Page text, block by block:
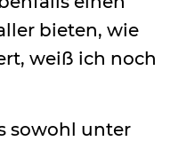
bieten, wie
weiß ich noch
sowohl unter